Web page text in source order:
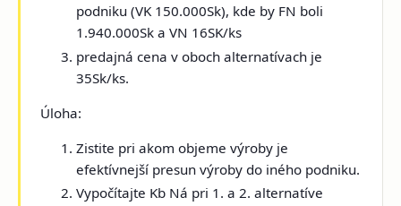
podniku (VK 150.000Sk), kde by FN boli
1.940.000Sk a VN 16SK/ks
predajná cena v oboch alternatívach je
35Sk/ks.
Úloha:
Zistite pri akom objeme výroby je
efektívnejší presun výroby do iného podniku.
Vypočítajte Kb Ná pri 1. a 2. alternatíve